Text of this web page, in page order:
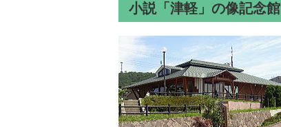
小説「津軽」の像記念館